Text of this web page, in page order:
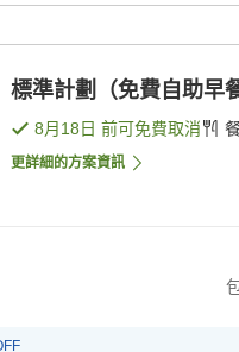
標準計劃（免費自助早
8月18日 前可免費取消
更詳細的方案資訊